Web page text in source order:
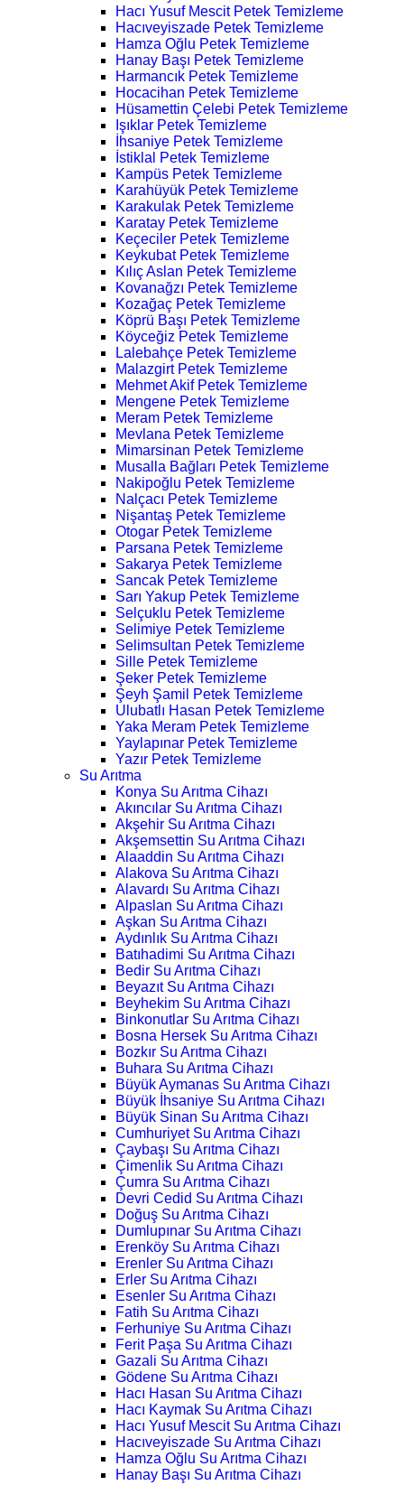
Hacı Yusuf Mescit Petek Temizleme
Hacıveyiszade Petek Temizleme
Hamza Oğlu Petek Temizleme
Hanay Başı Petek Temizleme
Harmancık Petek Temizleme
Hocacihan Petek Temizleme
Hüsamettin Çelebi Petek Temizleme
Işıklar Petek Temizleme
İhsaniye Petek Temizleme
İstiklal Petek Temizleme
Kampüs Petek Temizleme
Karahüyük Petek Temizleme
Karakulak Petek Temizleme
Karatay Petek Temizleme
Keçeciler Petek Temizleme
Keykubat Petek Temizleme
Kılıç Aslan Petek Temizleme
Kovanağzı Petek Temizleme
Kozağaç Petek Temizleme
Köprü Başı Petek Temizleme
Köyceğiz Petek Temizleme
Lalebahçe Petek Temizleme
Malazgirt Petek Temizleme
Mehmet Akif Petek Temizleme
Mengene Petek Temizleme
Meram Petek Temizleme
Mevlana Petek Temizleme
Mimarsinan Petek Temizleme
Musalla Bağları Petek Temizleme
Nakipoğlu Petek Temizleme
Nalçacı Petek Temizleme
Nişantaş Petek Temizleme
Otogar Petek Temizleme
Parsana Petek Temizleme
Sakarya Petek Temizleme
Sancak Petek Temizleme
Sarı Yakup Petek Temizleme
Selçuklu Petek Temizleme
Selimiye Petek Temizleme
Selimsultan Petek Temizleme
Sille Petek Temizleme
Şeker Petek Temizleme
Şeyh Şamil Petek Temizleme
Ulubatlı Hasan Petek Temizleme
Yaka Meram Petek Temizleme
Yaylapınar Petek Temizleme
Yazır Petek Temizleme
Su Arıtma
Konya Su Arıtma Cihazı
Akıncılar Su Arıtma Cihazı
Akşehir Su Arıtma Cihazı
Akşemsettin Su Arıtma Cihazı
Alaaddin Su Arıtma Cihazı
Alakova Su Arıtma Cihazı
Alavardı Su Arıtma Cihazı
Alpaslan Su Arıtma Cihazı
Aşkan Su Arıtma Cihazı
Aydınlık Su Arıtma Cihazı
Batıhadimi Su Arıtma Cihazı
Bedir Su Arıtma Cihazı
Beyazıt Su Arıtma Cihazı
Beyhekim Su Arıtma Cihazı
Binkonutlar Su Arıtma Cihazı
Bosna Hersek Su Arıtma Cihazı
Bozkır Su Arıtma Cihazı
Buhara Su Arıtma Cihazı
Büyük Aymanas Su Arıtma Cihazı
Büyük İhsaniye Su Arıtma Cihazı
Büyük Sinan Su Arıtma Cihazı
Cumhuriyet Su Arıtma Cihazı
Çaybaşı Su Arıtma Cihazı
Çimenlik Su Arıtma Cihazı
Çumra Su Arıtma Cihazı
Devri Cedid Su Arıtma Cihazı
Doğuş Su Arıtma Cihazı
Dumlupınar Su Arıtma Cihazı
Erenköy Su Arıtma Cihazı
Erenler Su Arıtma Cihazı
Erler Su Arıtma Cihazı
Esenler Su Arıtma Cihazı
Fatih Su Arıtma Cihazı
Ferhuniye Su Arıtma Cihazı
Ferit Paşa Su Arıtma Cihazı
Gazali Su Arıtma Cihazı
Gödene Su Arıtma Cihazı
Hacı Hasan Su Arıtma Cihazı
Hacı Kaymak Su Arıtma Cihazı
Hacı Yusuf Mescit Su Arıtma Cihazı
Hacıveyiszade Su Arıtma Cihazı
Hamza Oğlu Su Arıtma Cihazı
Hanay Başı Su Arıtma Cihazı